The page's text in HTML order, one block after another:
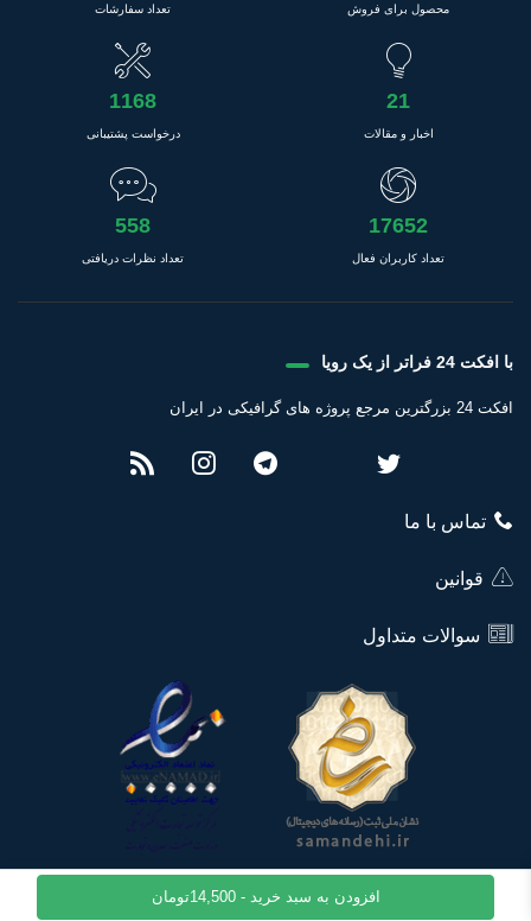
افزودن به سبد خرید -14,500تومان
محصول برای فروش تعداد سفارشات
21
اخبار و مقالات
1168
درخواست پشتیبانی
17652
تعداد کاربران فعال
558
تعداد نظرات دریافتی
با افکت 24 فراتر از یک رویا
افکت 24 بزرگترین مرجع پروژه های گرافیکی در ایران
تماس با ما
قوانین
سوالات متداول